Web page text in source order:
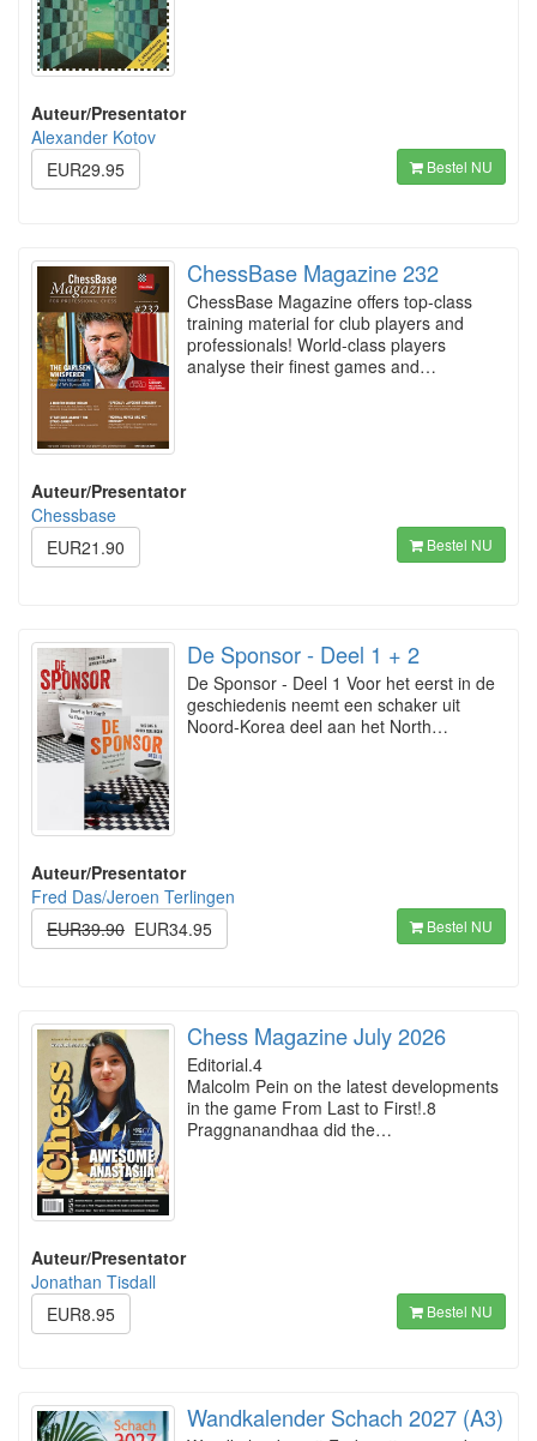
Auteur/Presentator
Alexander Kotov
EUR29.95
Bestel NU
ChessBase Magazine 232
ChessBase Magazine offers top-class
training material for club players and
professionals! World-class players
analyse their finest games and…
Auteur/Presentator
Chessbase
EUR21.90
Bestel NU
De Sponsor - Deel 1 + 2
De Sponsor - Deel 1 Voor het eerst in de
geschiedenis neemt een schaker uit
Noord-Korea deel aan het North…
Auteur/Presentator
Fred Das/Jeroen Terlingen
EUR39.90 EUR34.95 Bestel NU
Chess Magazine July 2026
Editorial.4
Malcolm Pein on the latest developments
in the game From Last to First!.8
Praggnanandhaa did the…
Auteur/Presentator
Jonathan Tisdall
EUR8.95
Bestel NU
Wandkalender Schach 2027 (A3)